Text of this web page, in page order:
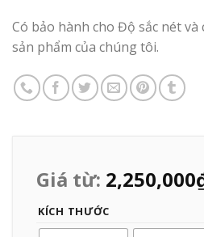
Có bảo hành cho Độ sắc nét
sản phẩm của chúng tôi.
Giá từ: 2,250,000
KÍCH THƯỚC